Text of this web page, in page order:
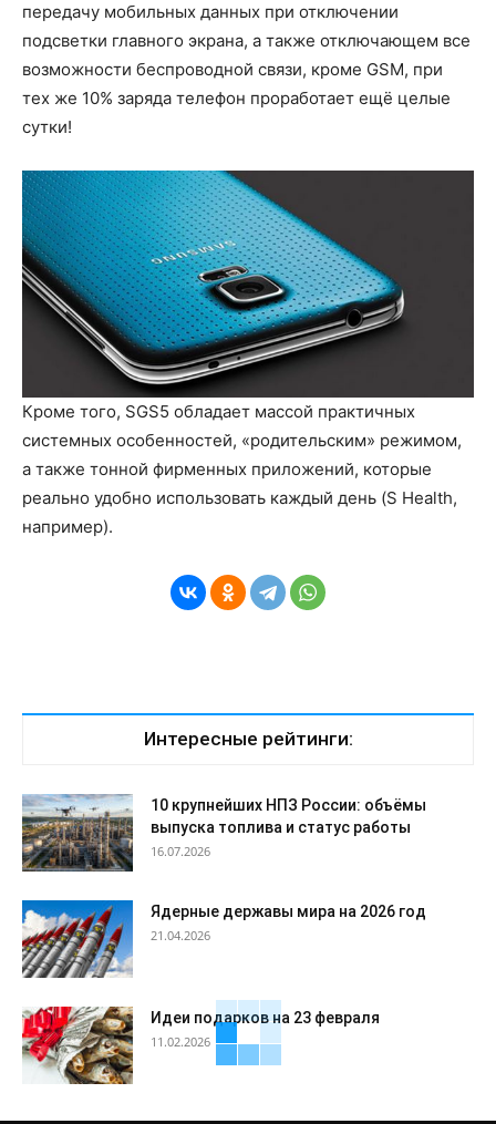
передачу мобильных данных при отключении
подсветки главного экрана, а также отключающем все
возможности беспроводной связи, кроме GSM, при
тех же 10% заряда телефон проработает ещё целые
сутки!
Кроме того, SGS5 обладает массой практичных
системных особенностей, «родительским» режимом,
а также тонной фирменных приложений, которые
реально удобно использовать каждый день (S Health,
например).
Интересные рейтинги:
10 крупнейших НПЗ России: объёмы
выпуска топлива и статус работы
16.07.2026
Ядерные державы мира на 2026 год
21.04.2026
Идеи подарков на 23 февраля
11.02.2026